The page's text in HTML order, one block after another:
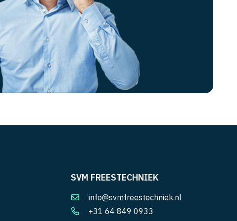
SVM FREESTECHNIEK
info@svmfreestechniek.nl
+31 64 849 0933